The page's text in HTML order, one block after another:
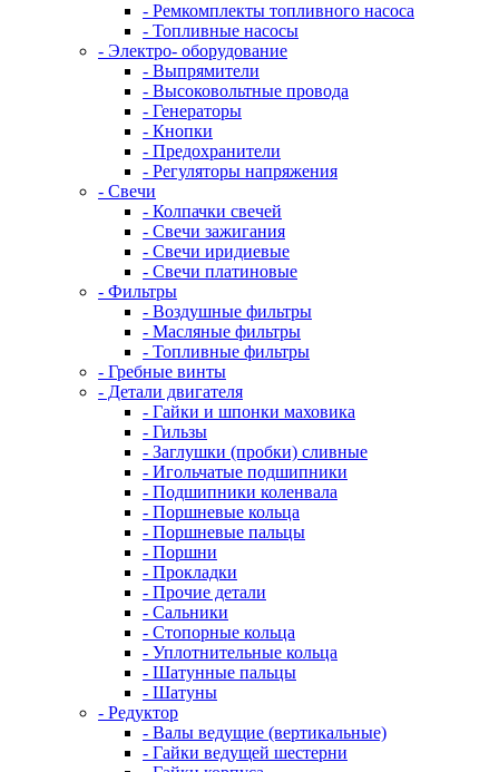
- Ремкомплекты топливного насоса
- Топливные насосы
- Электро- оборудование
- Выпрямители
- Высоковольтные провода
- Генераторы
- Кнопки
- Предохранители
- Регуляторы напряжения
- Свечи
- Колпачки свечей
- Свечи зажигания
- Свечи иридиевые
- Свечи платиновые
- Фильтры
- Воздушные фильтры
- Масляные фильтры
- Топливные фильтры
- Гребные винты
- Детали двигателя
- Гайки и шпонки маховика
- Гильзы
- Заглушки (пробки) сливные
- Игольчатые подшипники
- Подшипники коленвала
- Поршневые кольца
- Поршневые пальцы
- Поршни
- Прокладки
- Прочие детали
- Сальники
- Стопорные кольца
- Уплотнительные кольца
- Шатунные пальцы
- Шатуны
- Редуктор
- Валы ведущие (вертикальные)
- Гайки ведущей шестерни